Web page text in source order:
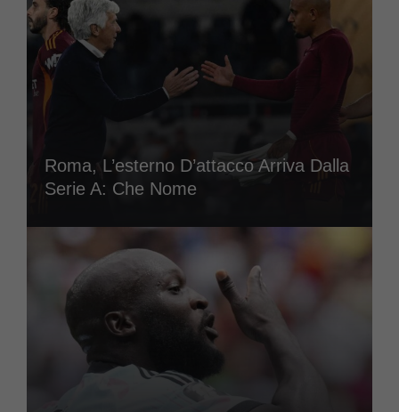
Roma, L’esterno D’attacco Arriva Dalla
Serie A: Che Nome